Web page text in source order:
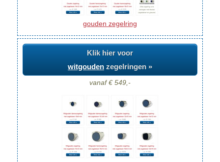
gouden zegelring
Klik hier voor
witgouden zegelringen »
vanaf € 549,-